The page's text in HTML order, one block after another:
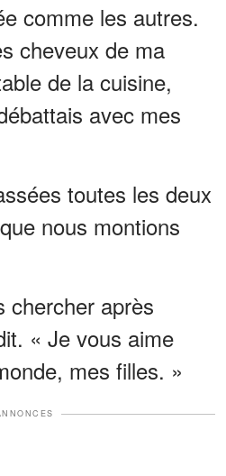
comme les autres.
cheveux de ma
de la cuisine,
avec mes
toutes les deux
nous montions
chercher après
« Je vous aime
mes filles. »